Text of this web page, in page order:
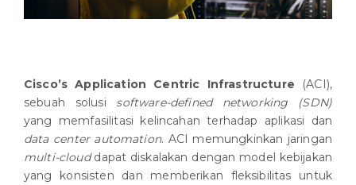
Cisco’s Application Centric Infrastructure (ACI),
sebuah solusi software-defined networking (SDN)
yang memfasilitasi kelincahan terhadap aplikasi dan
data center automation. ACI memungkinkan jaringan
multi-clouddapat diskalakan dengan model kebijakan
yang konsisten dan memberikan fleksibilitas untuk